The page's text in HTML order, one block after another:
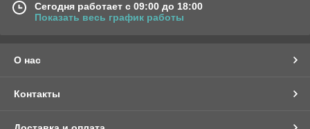
Сегодня работает с 09:00 до 18:00
Показать весь график работы
О нас
Контакты